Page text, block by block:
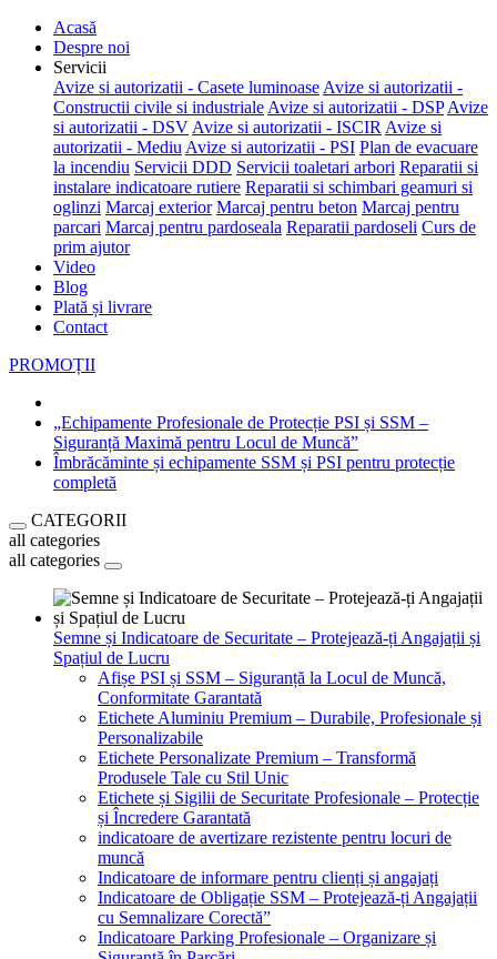
Acasă
Despre noi
Servicii
Avize si autorizatii - Casete luminoase Avize si autorizatii -
Constructii civile si industriale Avize si autorizatii - DSP Avize
si autorizatii - DSV Avize si autorizatii - ISCIR Avize si
autorizatii - Mediu Avize si autorizatii - PSI Plan de evacuare
la incendiu Servicii DDD Servicii toaletari arbori Reparatii si
instalare indicatoare rutiere Reparatii si schimbari geamuri si
oglinzi Marcaj exterior Marcaj pentru beton Marcaj pentru
parcari Marcaj pentru pardoseala Reparatii pardoseli Curs de
prim ajutor
Video
Blog
Plată și livrare
Contact
PROMOȚII
„Echipamente Profesionale de Protecție PSI și SSM –
Siguranță Maximă pentru Locul de Muncă”
Îmbrăcăminte și echipamente SSM și PSI pentru protecție
completă
CATEGORII
all categories
all categories
Semne și Indicatoare de Securitate – Protejează-ți Angajații și
Spațiul de Lucru
Afișe PSI și SSM – Siguranță la Locul de Muncă,
Conformitate Garantată
Etichete Aluminiu Premium – Durabile, Profesionale și
Personalizabile
Etichete Personalizate Premium – Transformă
Produsele Tale cu Stil Unic
Etichete și Sigilii de Securitate Profesionale – Protecție
și Încredere Garantată
indicatoare de avertizare rezistente pentru locuri de
muncă
Indicatoare de informare pentru clienți și angajați
Indicatoare de Obligație SSM – Protejează-ți Angajații
cu Semnalizare Corectă”
Indicatoare Parking Profesionale – Organizare și